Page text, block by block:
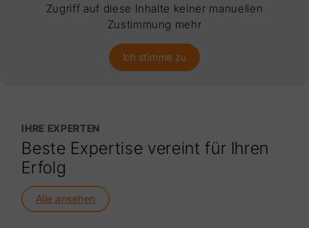
Zugriff auf diese Inhalte keiner manuellen
Zustimmung mehr
Ich stimme zu
IHRE EXPERTEN
Beste Expertise vereint für Ihren
Erfolg
Alle ansehen